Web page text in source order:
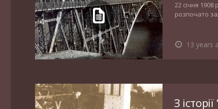
13 years
22 січня
розпочато
З